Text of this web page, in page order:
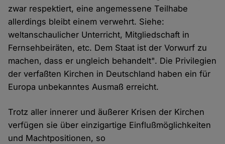
zwar respektiert, eine angemessene Teilhabe
allerdings bleibt einem verwehrt. Siehe:
weltanschaulicher Unterricht, Mitgliedschaft in
Fernsehbeiräten, etc. Dem Staat ist der Vorwurf zu
machen, dass er ungleich behandelt". Die Privilegien
der verfaßten Kirchen in Deutschland haben ein für
Europa unbekanntes Ausmaß erreicht.
Trotz aller innerer und äußerer Krisen der Kirchen
verfügen sie über einzigartige Einflußmöglichkeiten
und Machtpositionen, so